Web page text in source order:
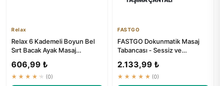
Relax
Relax 6 Kademeli Boyun Bel
Sırt Bacak Ayak Masaj
606,99 ₺
★★★★★ (0)
FASTGO
FASTGO Dokunmatik Masaj
Tabancası - Sessiz ve
2.133,99 ₺
★★★★★ (0)